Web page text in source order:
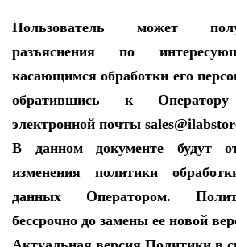
Пользователь может
разъяснения по
касающимся обработки его
обратившись к
электронной почты
В данном документе будут
изменения политики
данных Оператором.
бессрочно до замены ее новой